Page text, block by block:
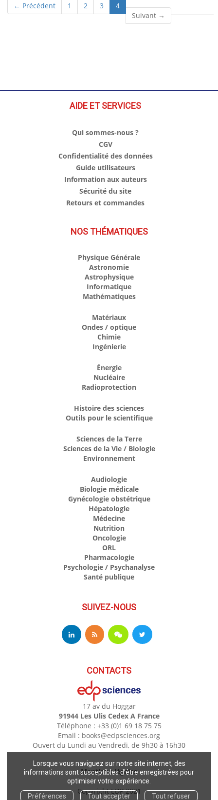
Lorsque vous naviguez sur notre site internet, des
informations sont susceptibles d'être enregistrées pour
optimiser votre expérience.
Préférences
Tout accepter Tout refuser
← Précédent 1 2 3 4(current)
Suivant →
AIDE ET SERVICES
Qui sommes-nous ?
CGV
Confidentialité des données
Guide utilisateurs
Information aux auteurs
Sécurité du site
Retours et commandes
NOS THÉMATIQUES
Physique Générale
Astronomie
Astrophysique
Informatique
Mathématiques
Matériaux
Ondes / optique
Chimie
Ingénierie
Énergie
Nucléaire
Radioprotection
Histoire des sciences
Outils pour le scientifique
Sciences de la Terre
Sciences de la Vie / Biologie
Environnement
Audiologie
Biologie médicale
Gynécologie obstétrique
Hépatologie
Médecine
Nutrition
Oncologie
ORL
Pharmacologie
Psychologie / Psychanalyse
Santé publique
SUIVEZ-NOUS
CONTACTS
17 av du Hoggar
91944 Les Ulis Cedex A France
Téléphone : +33 (0)1 69 18 75 75
Email : books@edpsciences.org
Ouvert du Lundi au Vendredi, de 9h30 à 16h30
Mentions légales
Copyright EDP 2021